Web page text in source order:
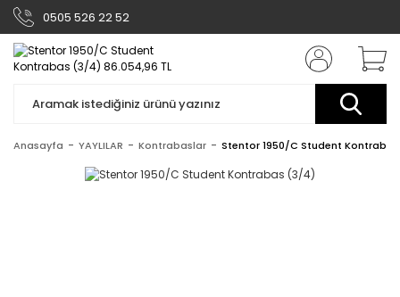
0505 526 22 52
Anasayfa YAYLILAR Kontrabaslar Stentor 1950/C Student